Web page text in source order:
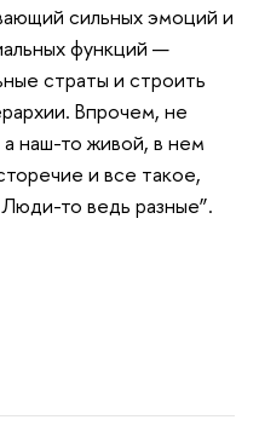
сильных эмоций и
функций —
страты и строить
Впрочем, не
наш-то живой, в нем
и все такое,
то ведь разные”.